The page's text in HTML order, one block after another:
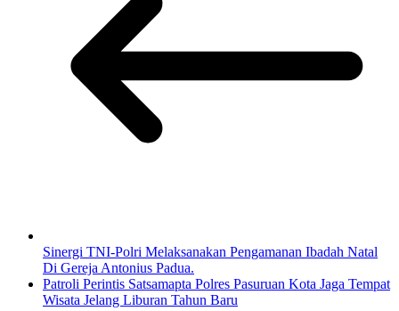
Sinergi TNI-Polri Melaksanakan Pengamanan Ibadah Natal
Di Gereja Antonius Padua.
Patroli Perintis Satsamapta Polres Pasuruan Kota Jaga Tempat
Wisata Jelang Liburan Tahun Baru